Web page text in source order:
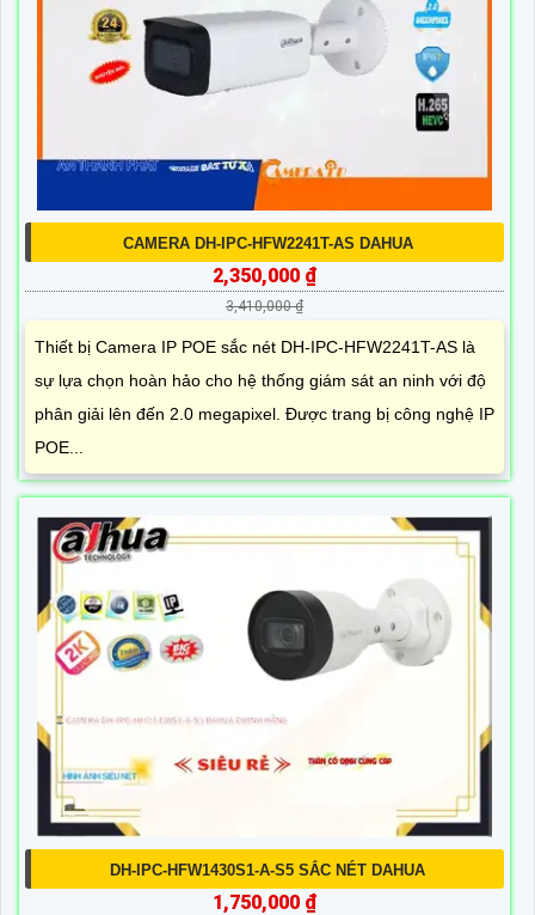
CAMERA DH-IPC-HFW2241T-AS DAHUA
2,350,000 ₫
3,410,000 ₫
Thiết bị Camera IP POE sắc nét DH-IPC-HFW2241T-AS là
sự lựa chọn hoàn hảo cho hệ thống giám sát an ninh với độ
phân giải lên đến 2.0 megapixel. Được trang bị công nghệ IP
POE...
DH-IPC-HFW1430S1-A-S5 SẮC NÉT DAHUA
1,750,000 ₫